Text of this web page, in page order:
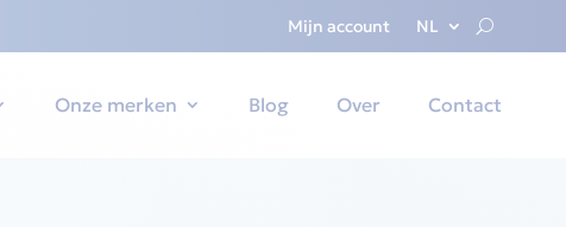
Mijn account NL
Onze merken Blog Over Contact